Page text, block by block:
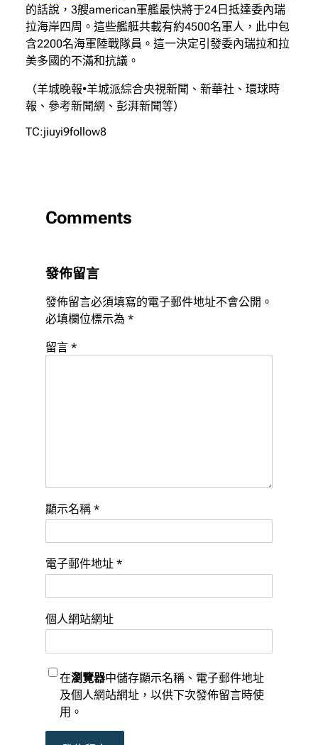
的話說，3艘american軍艦最快將于24日抵達委內瑞
拉海岸四周。這些艦艇共載有約4500名軍人，此中包
含2200名海軍陸戰隊員。這一決定引發委內瑞拉和拉
美多國的不滿和抗議。
（羊城晚報•羊城派綜合央視新聞、新華社、環球時
報、參考新聞網、彭湃新聞等）
TC:jiuyi9follow8
Comments
發佈留言
發佈留言必須填寫的電子郵件地址不會公開。
必填欄位標示為 *
留言 *
顯示名稱 *
電子郵件地址 *
個人網站網址
在瀏覽器中儲存顯示名稱、電子郵件地址
及個人網站網址，以供下次發佈留言時使
用。